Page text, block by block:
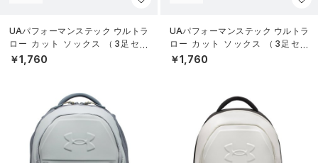
UAパフォーマンステック ウルトラ
ロー カット ソックス （3足セッ
ト）（トレーニング/UNISEX）
￥1,760
UAパフォーマンステック ウルトラ
ロー カット ソックス （3足セッ
ト）（トレーニング/UNISEX）
￥1,760